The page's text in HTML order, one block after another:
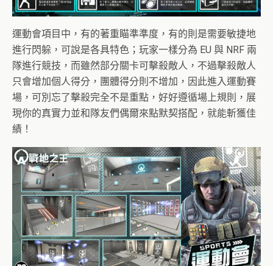
運動會項目中，有的著重瞄準準度，有的則是需要敏捷地
進行閃躲，可說是各具特色；玩家一樣分為 EU 與 NRF 兩
隊進行競技，而雖然部分關卡可擊殺敵人，不過擊殺敵人
只會增加個人得分，團體得分則不增加，因此進入運動賽
場，可別忘了擊殺完全不是重點，好好遵循場上規則，展
現你的真實力並和隊友們偶爾來點默契搭配，就能斬獲佳
績！